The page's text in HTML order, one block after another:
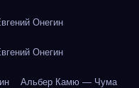
Онегин
Онегин
Альбер Камю — Чума